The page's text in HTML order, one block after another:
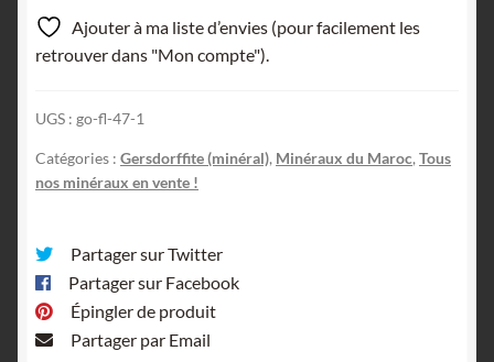
Mine
de
Bou
Maroc.
Ajouter à ma liste d’envies (pour facilement les
retrouver dans "Mon compte").
UGS : go-fl-47-1
Catégories : Gersdorffite (minéral), Minéraux du Maroc, Tous
nos minéraux en vente !
Partager sur Twitter
Partager sur Facebook
Épingler de produit
Partager par Email